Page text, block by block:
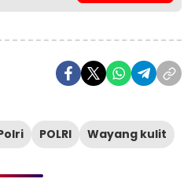
POLRI Wayang kulit